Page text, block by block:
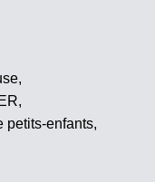
petits-enfants,